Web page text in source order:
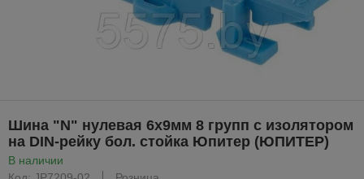
Шина "N" нулевая 6х9мм 8 групп c изолятором
на DIN-рейку бол. стойка Юпитер (ЮПИТЕР)
В наличии